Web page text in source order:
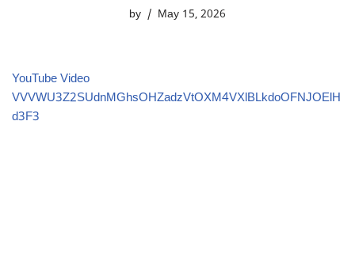
by May 15, 2026
YouTube Video
VVVWU3Z2SUdnMGhsOHZadzVtOXM4VXlBLkdoOFNJOElH
d3F3